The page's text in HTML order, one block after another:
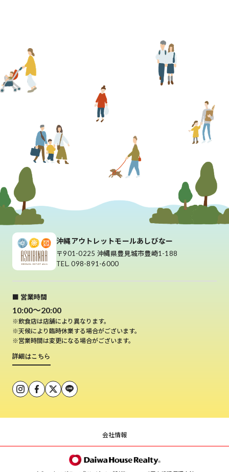
沖縄アウトレットモールあしびなー
〒901-0225 沖縄県豊見城市豊崎1-188
TEL. 098-891-6000
■ 営業時間
10:00～20:00
※飲食店は店舗により異なります。
※天候により臨時休業する場合がございます。
※営業時間は変更になる場合がございます。
詳細はこちら
会社情報